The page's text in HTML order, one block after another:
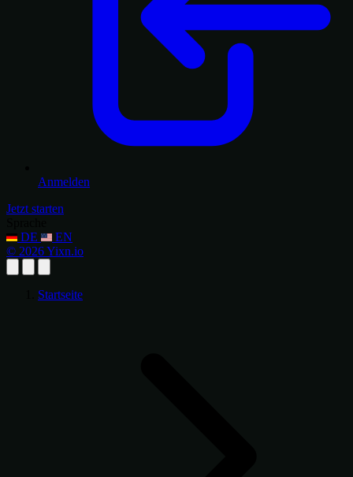
Anmelden
Jetzt starten
DE
EN
© 2026 Yixn.io
Startseite